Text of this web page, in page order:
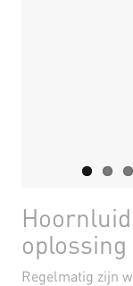
Regelmatig zijn